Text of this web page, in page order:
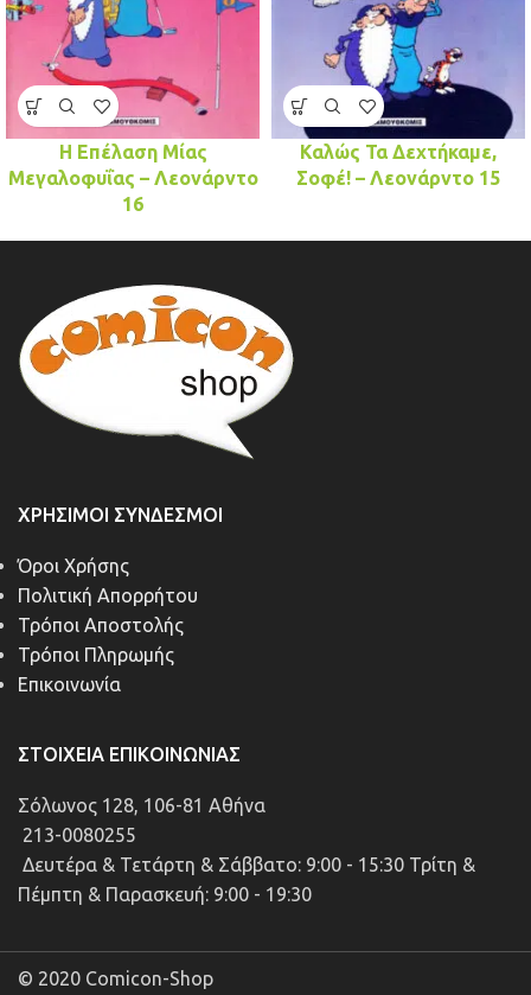
Η Επέλαση Μίας
Μεγαλοφυΐας – Λεονάρντο
16
Καλώς Τα Δεχτήκαμε,
Σοφέ! – Λεονάρντο 15
ΧΡΉΣΙΜΟΙ ΣΎΝΔΕΣΜΟΙ
Όροι Χρήσης
Πολιτική Απορρήτου
Τρόποι Αποστολής
Τρόποι Πληρωμής
Επικοινωνία
ΣΤΟΙΧΕΊΑ ΕΠΙΚΟΙΝΩΝΊΑΣ
Σόλωνος 128, 106-81 Αθήνα
213-0080255
Δευτέρα & Τετάρτη & Σάββατο: 9:00 - 15:30 Τρίτη &
Πέμπτη & Παρασκευή: 9:00 - 19:30
© 2020 Comicon-Shop